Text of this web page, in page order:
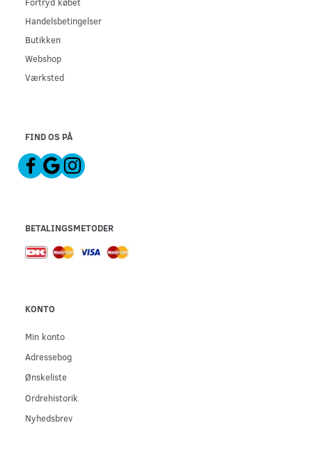
Handelsbetingelser
Butikken
Webshop
Værksted
FIND OS PÅ
BETALINGSMETODER
KONTO
Min konto
Adressebog
Ønskeliste
Ordrehistorik
Nyhedsbrev